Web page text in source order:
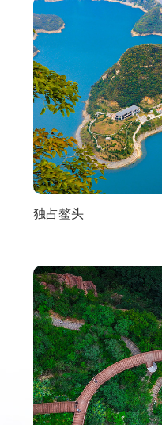
独占鳌头